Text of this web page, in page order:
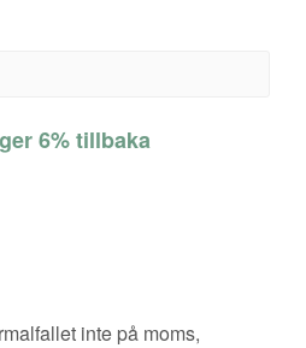
6% tillbaka
inte på moms,